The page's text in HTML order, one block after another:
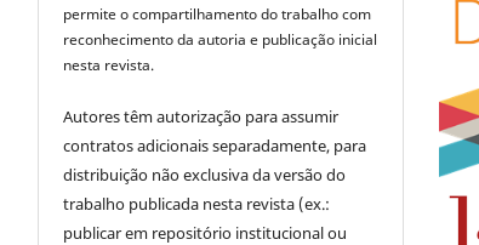
permite o compartilhamento do trabalho com
reconhecimento da autoria e publicação inicial
nesta revista.
Autores têm autorização para assumir
contratos adicionais separadamente, para
distribuição não exclusiva da versão do
trabalho publicada nesta revista (ex.:
publicar em repositório institucional ou